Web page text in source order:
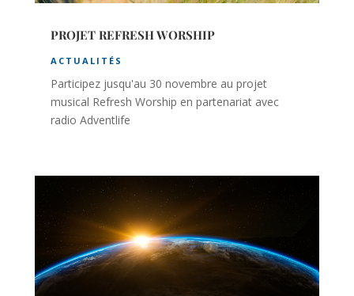
PROJET REFRESH WORSHIP
ACTUALITÉS
Participez jusqu'au 30 novembre au projet
musical Refresh Worship en partenariat avec
radio Adventlife